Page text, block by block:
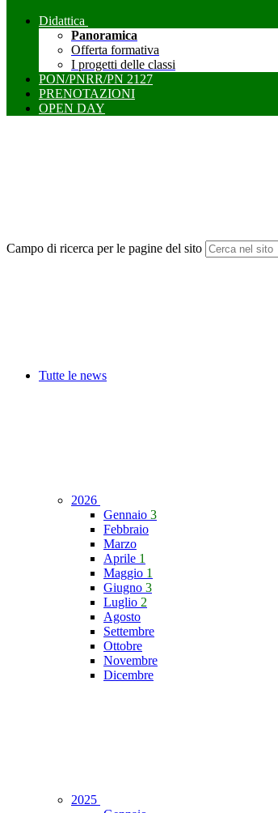
Didattica
Panoramica
Offerta formativa
I progetti delle classi
PON/PNRR/PN 2127
PRENOTAZIONI
OPEN DAY
Campo di ricerca per le pagine del sito
Tutte le news
2026
Gennaio 3
Febbraio
Marzo
Aprile 1
Maggio 1
Giugno 3
Luglio 2
Agosto
Settembre
Ottobre
Novembre
Dicembre
2025